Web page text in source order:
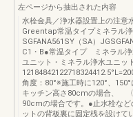
左ページから抽出された内容
水栓金具／浄水器設置上の注意
Greentap常温タイプミネラル
SGFANA561SY（SA）
C1・B●常温タイプ ミネラル
ユニット・ミネラル浄水ユニッ
角度：80°※施工時に120°、
キッチン高さ80cmの場合、
90cmの場合です。●止水栓な
ットの背板裏に固定桟を設けて